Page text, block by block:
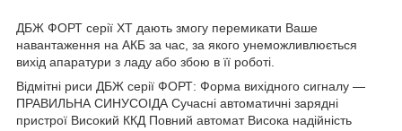
ДБЖ ФОРТ серії XT дають змогу перемикати Ваше
навантаження на АКБ за час, за якого унеможливлюється
вихід апаратури з ладу або збою в її роботі.
Відмітні риси ДБЖ серії ФОРТ: Форма вихідного сигналу —
ПРАВИЛЬНА СИНУСОІДА Сучасні автоматичні зарядні
пристрої Високий ККД Повний автомат Висока надійність